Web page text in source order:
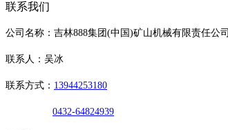
联系我们
公司名称：吉林888集团(中国)矿山机械有限责任公司
联系人：吴冰
联系方式： 13944253180
0432-64824939